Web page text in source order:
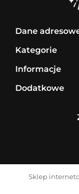
Dane
Kategorie
Informacje
Dodatkowe
Sklep